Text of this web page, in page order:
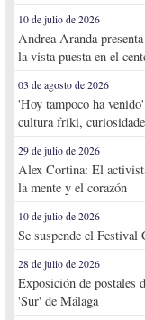
10 de julio de 2026
Andrea Aranda
la vista puesta en el
03 de agosto de 2026
'Hoy tampoco ha
cultura friki,
29 de julio de 2026
Alex Cortina: El
la mente y el corazón
10 de julio de 2026
Se suspende el Festival
28 de julio de 2026
Exposición de postales
'Sur' de Málaga